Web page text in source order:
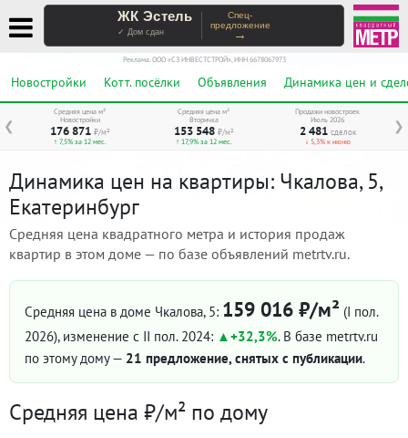
ЖК Эстель
✓ Дом сдан
Спец-
предложение
→
Реклама. ООО «СЗ ИНВЕСТСТРОЙ», ИНН 6678067973
Новостройки Котт. посёлки Объявления Динамика цен и
❮ ❯
Средняя цена м²
Новостройки
176 871 ₽/м²
↑ 7,5% за 12 мес.
Средняя цена м²
Вторичка
153 548 ₽/м²
↑ 17,9% за 12 мес.
Продажи новостроек
Июль 2026
2 481 сделок
↓ 5,3% к июню
Динамика цен на квартиры: Чкалова, 5,
Екатеринбург
Средняя цена квадратного метра и история продаж
квартир в этом доме — по базе объявлений metrtv.ru.
Средняя цена в доме Чкалова, 5: 159 016 ₽/м² (I пол.
2026), изменение с II пол. 2024: +32,3%. В базе metrtv.ru
по этому дому — 21 предложение, снятых с публикации.
Средняя цена ₽/м² по дому